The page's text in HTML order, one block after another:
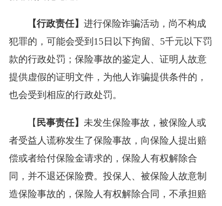
【行政责任】进行保险诈骗活动，尚不构成
犯罪的，可能会受到15日以下拘留、5千元以下罚
款的行政处罚；保险事故的鉴定人、证明人故意
提供虚假的证明文件，为他人诈骗提供条件的，
也会受到相应的行政处罚。
【民事责任】 未发生保险事故，被保险人或
者受益人谎称发生了保险事故，向保险人提出赔
偿或者给付保险金请求的，保险人有权解除合
同，并不退还保险费。投保人、被保险人故意制
造保险事故的，保险人有权解除合同，不承担赔